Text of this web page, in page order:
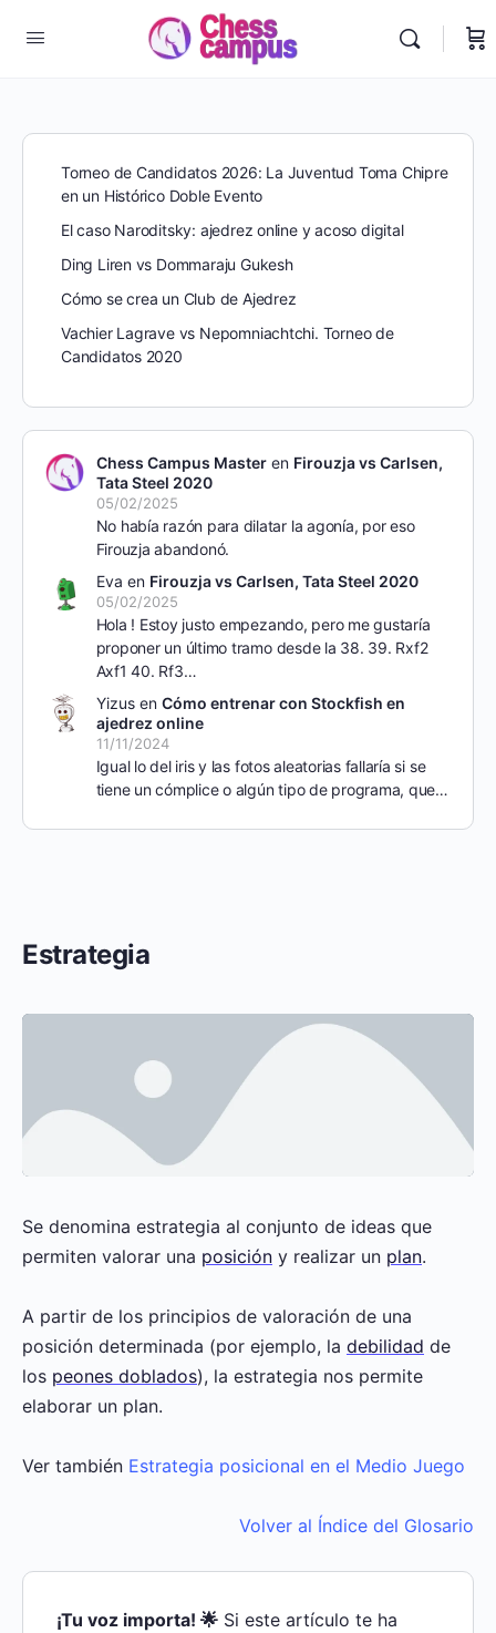
Estrategia
Se denomina estrategia al conjunto de ideas que
permiten valorar una posición y realizar un plan.
A partir de los principios de valoración de una
posición determinada (por ejemplo, la debilidad de
los peones doblados), la estrategia nos permite
elaborar un plan.
Ver también Estrategia posicional en el Medio Juego
Volver al Índice del Glosario
¡Tu voz importa! 🌟 Si este artículo te ha
Torneo de Candidatos 2026: La Juventud Toma Chipre
en un Histórico Doble Evento
El caso Naroditsky: ajedrez online y acoso digital
Ding Liren vs Dommaraju Gukesh
Cómo se crea un Club de Ajedrez
Vachier Lagrave vs Nepomniachtchi. Torneo de
Candidatos 2020
Chess Campus Masteren Firouzja vs Carlsen,
Tata Steel 2020
05/02/2025
No había razón para dilatar la agonía, por eso
Firouzja abandonó.
Eva en Firouzja vs Carlsen, Tata Steel 2020
05/02/2025
Hola ! Estoy justo empezando, pero me gustaría
proponer un último tramo desde la 38. 39. Rxf2
Axf1 40. Rf3…
Yizusen Cómo entrenar con Stockfish en
ajedrez online
11/11/2024
Igual lo del iris y las fotos aleatorias fallaría si se
tiene un cómplice o algún tipo de programa, que…